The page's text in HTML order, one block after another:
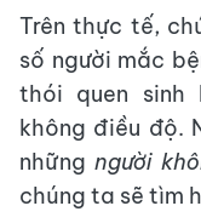
Trên thực tế,
số người mắc
thói quen
không điều độ.
những người
chúng ta sẽ tìm